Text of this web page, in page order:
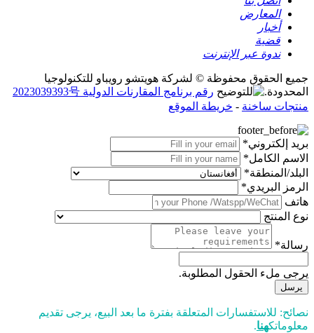
المعارض
أخبار
قضية
ندوة عبر الإنترنت
جميع الحقوق محفوظة © لشركة هويتشو رويباو للتكنولوجيا
المحدودة.
رقم برنامج المقارنات الدولية 2023039393号
منتجات ساخنة - خريطة الموقع
بريد إلكتروني*
الاسم الكامل*
البلد/المنطقة*
الرمز البريدي*
هاتف
نوع المنتج
رسالة*
يرجى ملء الحقول المطلوبة.
يرسل
نصائح: للاستفسارات المتعلقة بفترة ما بعد البيع، يرجى تقديم
معلوماتكهنا.